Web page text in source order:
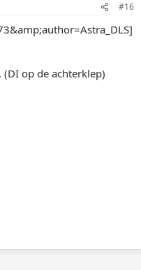
#16
op de achterklep)